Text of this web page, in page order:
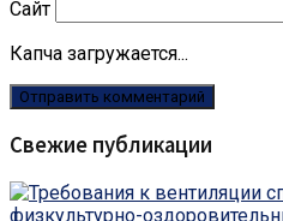
Сайт
Капча загружается...
Свежие публикации